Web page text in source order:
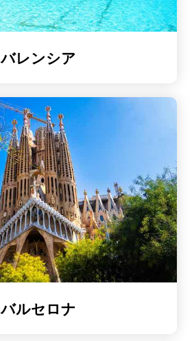
バレンシア
バルセロナ